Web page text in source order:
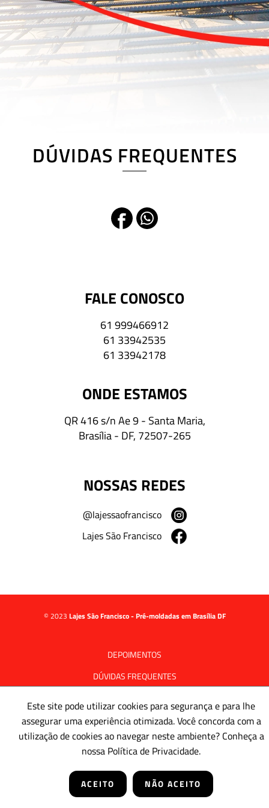
DÚVIDAS FREQUENTES
FALE CONOSCO
61 999466912
61 33942535
61 33942178
ONDE ESTAMOS
QR 416 s/n Ae 9 - Santa Maria,
Brasília - DF, 72507-265
NOSSAS REDES
@lajessaofrancisco
Lajes São Francisco
© 2023 Lajes São Francisco - Pré-moldadas em Brasília DF
DEPOIMENTOS
DÚVIDAS FREQUENTES
Este site pode utilizar cookies para segurança e para lhe
assegurar uma experiência otimizada. Você concorda com a
utilização de cookies ao navegar neste ambiente? Conheça a
nossa Política de Privacidade.
ACEITO NÃO ACEITO